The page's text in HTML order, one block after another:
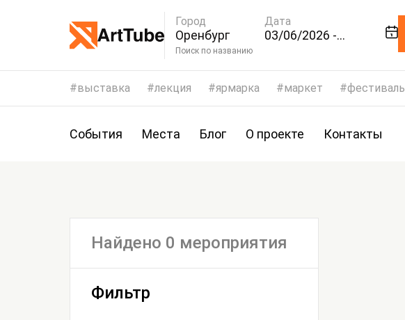
Город
Оренбург
Дата
03/06/2026 -
Поиск по названию
выставка лекция ярмарка маркет фестиваль
События Места Блог О проекте Контакты
Найдено 0 мероприятия
Фильтр